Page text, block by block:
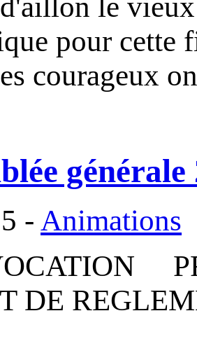
pour cette
courageux
générale
- Animations
DE